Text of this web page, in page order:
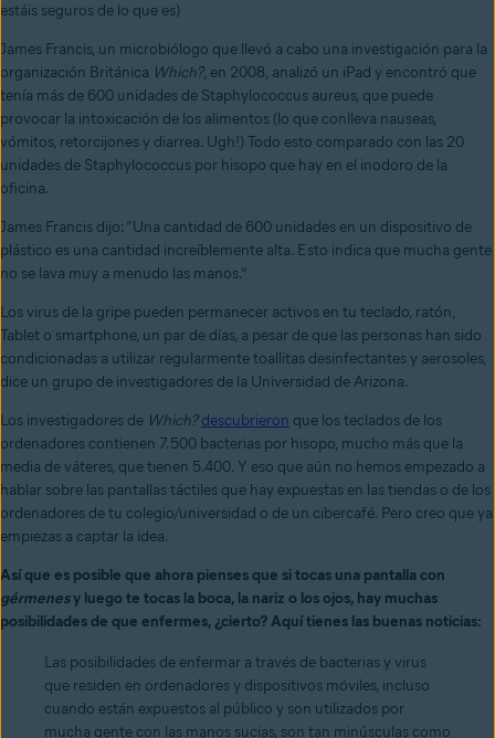
estáis seguros de lo que es)
James Francis, un microbiólogo que llevó a cabo una investigación para la
organización Británica Which?, en 2008, analizó un iPad y encontró que
tenía más de 600 unidades de Staphylococcus aureus, que puede
provocar la intoxicación de los alimentos (lo que conlleva nauseas,
vómitos, retorcijones y diarrea. Ugh!) Todo esto comparado con las 20
unidades de Staphylococcus por hisopo que hay en el inodoro de la
oficina.
James Francis dijo: “Una cantidad de 600 unidades en un dispositivo de
plástico es una cantidad increíblemente alta. Esto indica que mucha gente
no se lava muy a menudo las manos.”
Los virus de la gripe pueden permanecer activos en tu teclado, ratón,
Tablet o smartphone, un par de días, a pesar de que las personas han sido
condicionadas a utilizar regularmente toallitas desinfectantes y aerosoles,
dice un grupo de investigadores de la Universidad de Arizona.
Los investigadores de Which? descubrieron que los teclados de los
ordenadores contienen 7.500 bacterias por hisopo, mucho más que la
media de váteres, que tienen 5.400. Y eso que aún no hemos empezado a
hablar sobre las pantallas táctiles que hay expuestas en las tiendas o de los
ordenadores de tu colegio/universidad o de un cibercafé. Pero creo que ya
empiezas a captar la idea.
Así que es posible que ahora pienses que si tocas una pantalla con
gérmenesy luego te tocas la boca, la nariz o los ojos, hay muchas
posibilidades de que enfermes, ¿cierto? Aquí tienes las buenas noticias:
Las posibilidades de enfermar a través de bacterias y virus
que residen en ordenadores y dispositivos móviles, incluso
cuando están expuestos al público y son utilizados por
mucha gente con las manos sucias, son tan minúsculas como